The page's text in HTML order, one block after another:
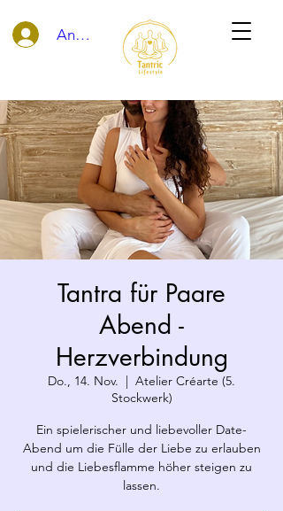
Anmelden
Tantra für Paare
Abend -
Herzverbindung
Do., 14. Nov.
  |
Atelier Créarte (5.
Stockwerk)
Ein spielerischer und liebevoller Date-
Abend um die Fülle der Liebe zu erlauben
und die Liebesflamme höher steigen zu
lassen.